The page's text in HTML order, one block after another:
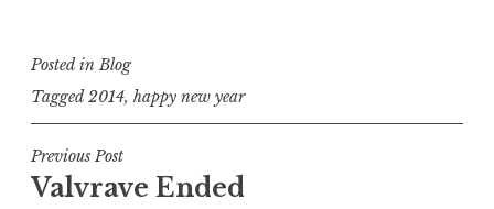
Posted inBlog
Tagged2014, happy new year
Post
navigation
Previous Post
Valvrave Ended